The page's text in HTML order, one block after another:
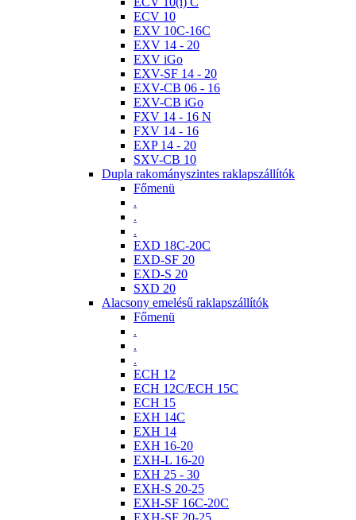
ECV 10
EXV 10C-16C
EXV 14 - 20
EXV iGo
EXV-SF 14 - 20
EXV-CB 06 - 16
EXV-CB iGo
FXV 14 - 16 N
FXV 14 - 16
EXP 14 - 20
SXV-CB 10
Dupla rakományszintes raklapszállítók
Főmenü
.
.
.
EXD 18C-20C
EXD-SF 20
EXD-S 20
SXD 20
Alacsony emelésű raklapszállítók
Főmenü
.
.
.
ECH 12
ECH 12C/ECH 15C
ECH 15
EXH 14C
EXH 14
EXH 16-20
EXH-L 16-20
EXH 25 - 30
EXH-S 20-25
EXH-SF 16C-20C
EXH-SF 20-25